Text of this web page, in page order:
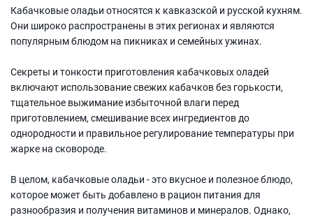
Кабачковые оладьи относятся к кавказской и русской кухням.
Они широко распространены в этих регионах и являются
популярным блюдом на пикниках и семейных ужинах.
Секреты и тонкости приготовления кабачковых оладей
включают использование свежих кабачков без горькости,
тщательное выжимание избыточной влаги перед
приготовлением, смешивание всех ингредиентов до
однородности и правильное регулирование температуры при
жарке на сковороде.
В целом, кабачковые оладьи - это вкусное и полезное блюдо,
которое может быть добавлено в рацион питания для
разнообразия и получения витаминов и минералов. Однако,